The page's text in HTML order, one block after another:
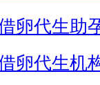
卵代生助
卵代生机